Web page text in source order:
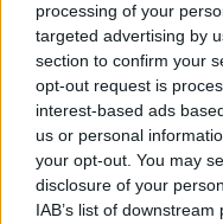
processing of your
targeted advertising by
section to confirm your
opt-out request is
interest-based ads
us or personal
your opt-out. You may
disclosure of your
IAB’s list of
Το Μνημείο ενώνει
χρησιμοποιείται
αντιπολίτευση.
Σε κάθε περίπτωση,
οποίος για άλλη μία